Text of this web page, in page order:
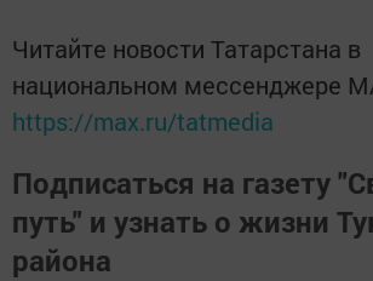
Читайте новости Татарстана в
национальном мессенджере
https://max.ru/tatmedia
Подписаться на газету
путь" и узнать о жизни
района